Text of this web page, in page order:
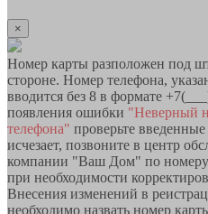
×
Номер карты разположен под
стороне. Номер телефона,
вводится без 8 в формате
появления ошибки "Неверный
телефона" проверьте
исчезает, позвоните в центр
компании "Ваш Дом" по номеру
при необходимости
Внесения изменений в
необходимо назвать номер